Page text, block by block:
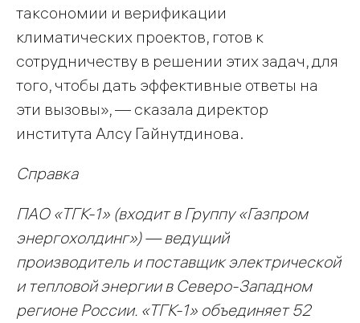
таксономии и верификации
климатических проектов, готов к
сотрудничеству в решении этих задач, для
того, чтобы дать эффективные ответы на
эти вызовы», — сказала директор
института Алсу Гайнутдинова.
Справка
ПАО «ТГК-1» (входит в Группу «Газпром
энергохолдинг») — ведущий
производитель и поставщик электрической
и тепловой энергии в Северо-Западном
регионе России. «ТГК-1» объединяет 52